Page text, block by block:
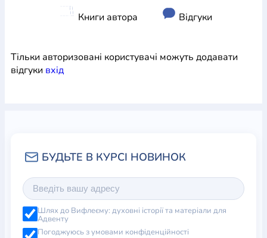
За додатковою інформацією дзвоніть за номером:
Книги автора Відгуки
Тільки авторизовані користувачі можуть додавати
відгуки вхiд
Шлях до Вифлеєму: духовні історії та матеріали для
Адвенту
Погоджуюсь з умовами конфіденційності